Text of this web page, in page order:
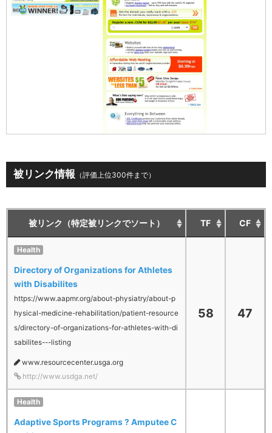
被リンク情報 （評価上位300件まで）
被リンク（特定被リンクでソート） TF CF
Health
Directory of Organizations for Athletes
with Disabilites
https://www.aapmr.org/about-physiatry/about-p
hysical-medicine-rehabilitation/patient-resource
s/directory-of-organizations-for-athletes-with-di
sabilites---listing
www.resourcecenter.usga.org
http://www.usdga.net/
58 47
Health
Adaptive Sports Programs ? Amputee C